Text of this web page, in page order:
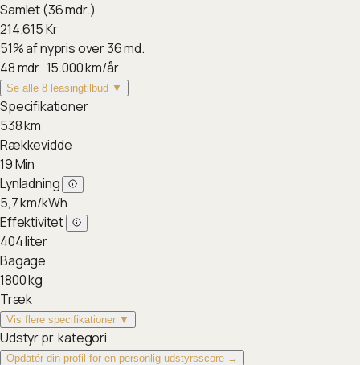
Samlet (36 mdr.)
214.615Kr
51%af nypris over 36 md.
48mdr ·15.000km/år
Se alle 8 leasingtilbud ▼
Specifikationer
538km
Rækkevidde
19Min
Lynladning
5,7km/kWh
Effektivitet
404liter
Bagage
1800kg
Træk
Vis flere specifikationer ▼
Udstyr pr. kategori
Opdatér din profil for en personlig udstyrsscore →